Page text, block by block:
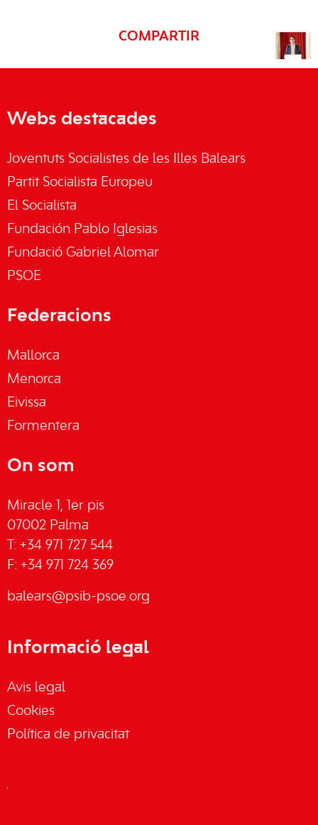
COMPARTIR
Webs destacades
Joventuts Socialistes de les Illes Balears
Partit Socialista Europeu
El Socialista
Fundación Pablo Iglesias
Fundació Gabriel Alomar
PSOE
Federacions
Mallorca
Menorca
Eivissa
Formentera
On som
Miracle 1, 1er pis
07002 Palma
T: +34 971 727 544
F: +34 971 724 369
balears@psib-psoe.org
Informació legal
Avis legal
Cookies
Política de privacitat